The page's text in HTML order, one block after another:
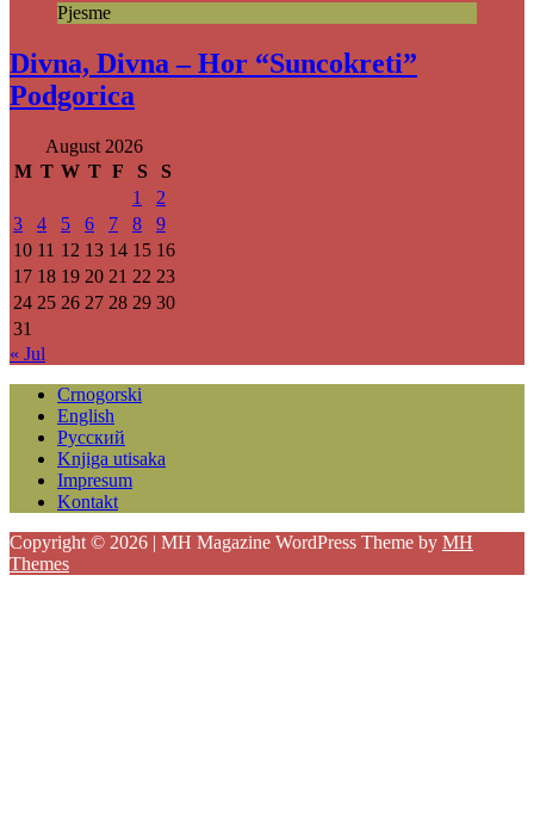
Pjesme
Divna, Divna – Hor “Suncokreti”
Podgorica
August 2026
M T W T F S
S
1
2
3
4 5 6 7 8
9
10 11 12 13 14 15 16
17 18 19 20 21 22 23
24 25 26 27 28 29 30
31
« Jul
Crnogorski
English
Русский
Knjiga utisaka
Impresum
Kontakt
Copyright © 2026 | MH Magazine WordPress Theme by MH
Themes